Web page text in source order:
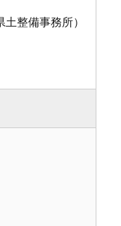
整備事務所）